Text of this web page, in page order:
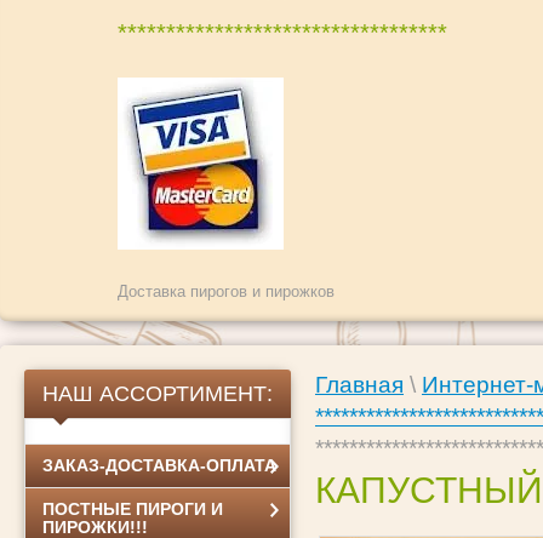
**********************************
Доставка пирогов и пирожков
НАШ АССОРТИМЕНТ:
ЗАКАЗ-ДОСТАВКА-ОПЛАТА
ПОСТНЫЕ ПИРОГИ И
ПИРОЖКИ!!!
Главная \ Интернет-
КАПУСТНЫЙ